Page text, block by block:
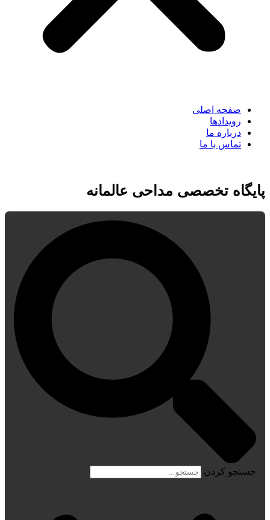
صفحه اصلی
رویدادها
درباره ما
تماس با ما
پایگاه تخصصی مداحی عالمانه
جستجو کردن